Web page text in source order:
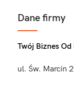
Dane firmy
Twój Biznes
ul. Św. Marcin